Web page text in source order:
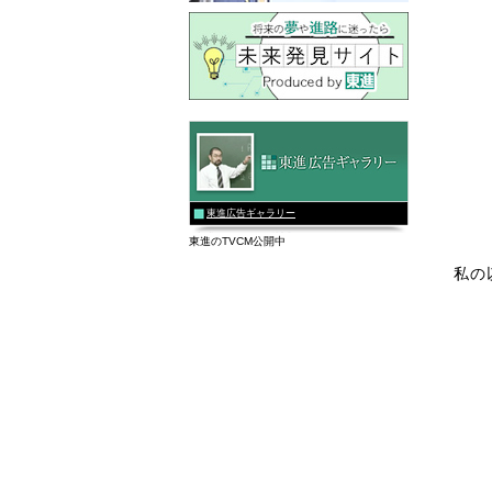
私の
東進広告ギャラリー
東進のTVCM公開中